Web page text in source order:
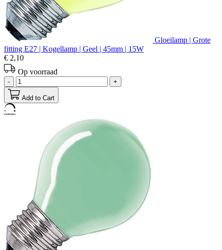
Gloeilamp | Grote
fitting E27 | Kogellamp | Geel | 45mm | 15W
€ 2,10
Op voorraad
- +
Add to Cart